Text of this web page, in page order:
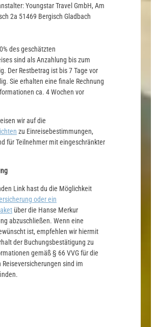
Youngstar Travel GmbH, Am
2a 51469 Bergisch Gladbach
des geschätzten
sind als Anzahlung bis zum
Der Restbetrag ist bis 7 Tage vor
Sie erhalten eine finale Rechnung
ca. 4 Wochen vor
wir auf die
zu Einreisebestimmungen,
für Teilnehmer mit eingeschränkter
Link hast du die Möglichkeit
oder ein
über die Hanse Merkur
abzuschließen. Wenn eine
ist, empfehlen wir hiermit
der Buchungsbestätigung zu
gemäß § 66 VVG für die
sind im